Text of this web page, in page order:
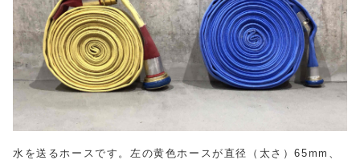
水を送るホースです。左の黄色ホースが直径（太さ）65mm、